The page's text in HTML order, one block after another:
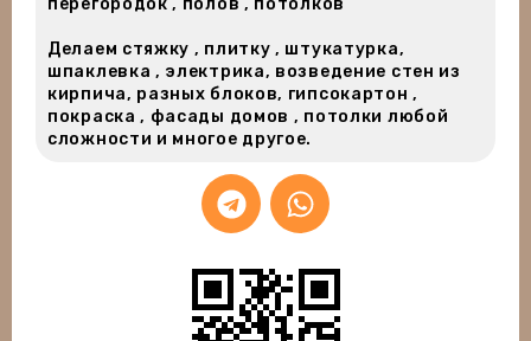
перегородок , полов , потолков
Делаем стяжку , плитку , штукатурка,
шпаклевка , электрика, возведение стен из
кирпича, разных блоков, гипсокартон ,
покраска , фасады домов , потолки любой
сложности и многое другое.